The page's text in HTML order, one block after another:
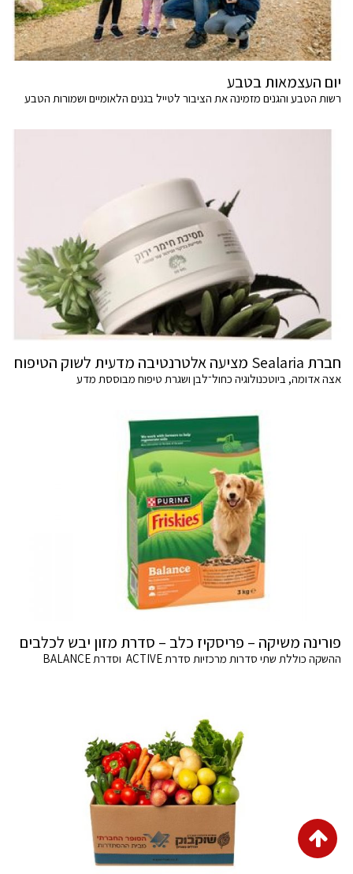
יום העצמאות בטבע
רשות הטבע והגנים מזמינה את הציבור לטייל בגנים הלאומיים ושמורות הטבע
חברת Sealaria מציעה אלטרנטיבה מדעית לשוק הטיפוח
אצה אדומה, ביוטכנולוגיה כחול־לבן ושגרת טיפוח מבוססת מדע
פורינה משיקה – פריסקיז כלב – סדרת מזון יבש לכלבים
ההשקה כוללת שתי סדרות מרכזיות סדרת ACTIVE וסדרת BALANCE
גלילה
לראש